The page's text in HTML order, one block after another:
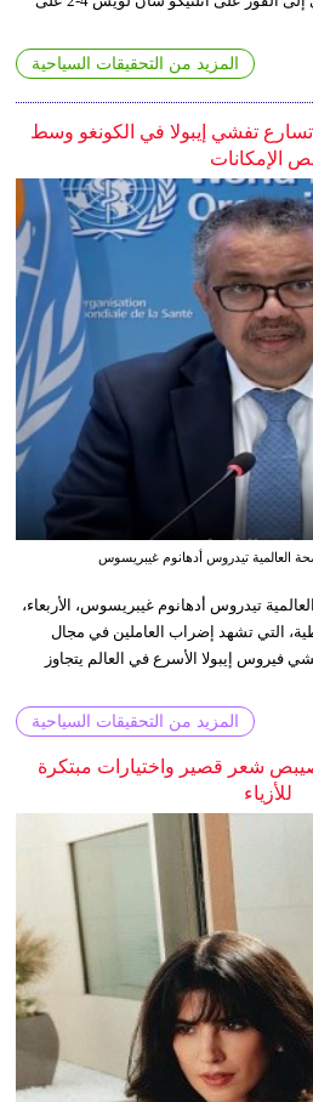
المزيد من التحقيقات السياحية
تسارع تفشي إيبولا في الكونغو وسط
الإمكانات
العالمية تيدروس أدهانوم غيبريسوس
تيدروس أدهانوم غيبريسوس، الأربعاء،
التي تشهد إضراب العاملين في مجال
إيبولا الأسرع في العالم يتجاوز
المزيد من التحقيقات السياحية
شعر قصير واختيارات مبتكرة
للأزياء